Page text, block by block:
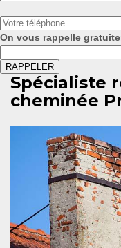
On vous rappelle
Spécialiste
cheminée